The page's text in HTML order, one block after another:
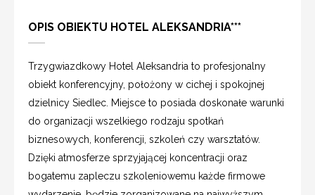
OPIS OBIEKTU HOTEL ALEKSANDRIA***
Trzygwiazdkowy Hotel Aleksandria to profesjonalny
obiekt konferencyjny, położony w cichej i spokojnej
dzielnicy Siedlec. Miejsce to posiada doskonałe warunki
do organizacji wszelkiego rodzaju spotkań
biznesowych, konferencji, szkoleń czy warsztatów.
Dzięki atmosferze sprzyjającej koncentracji oraz
bogatemu zapleczu szkoleniowemu każde firmowe